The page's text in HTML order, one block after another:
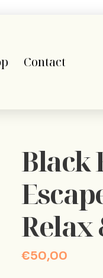
Contact
Black
Relax
€50,00